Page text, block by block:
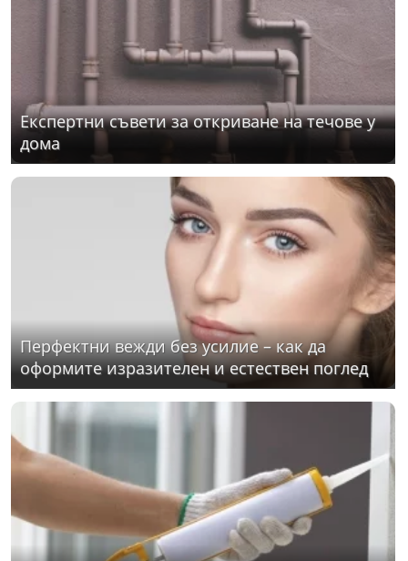
Експертни съвети за откриване на течове у
дома
Перфектни вежди без усилие – как да
оформите изразителен и естествен поглед